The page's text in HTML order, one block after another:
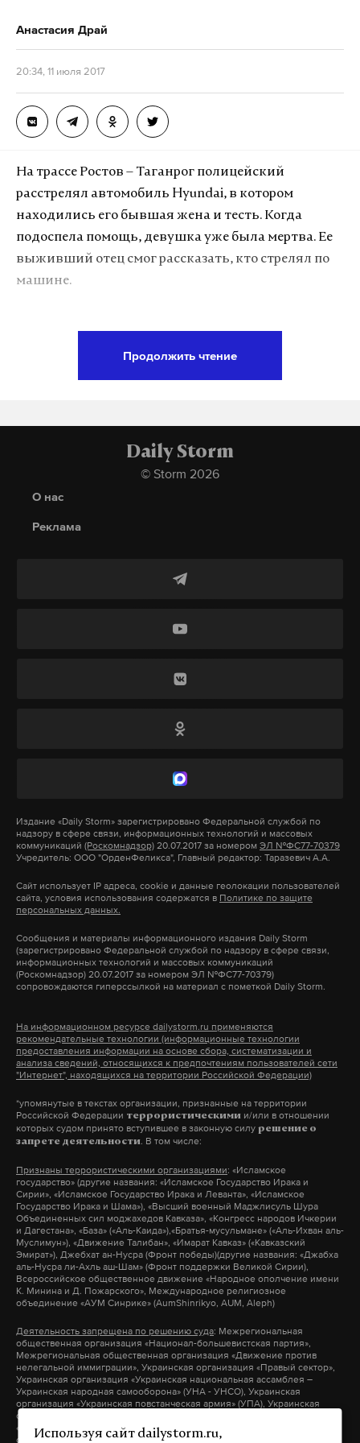
Используя сайт dailystorm.ru,
Ранее источник в правительстве
что премьеру перенесли по распоряжению
министра культуры России Владимира
Мединского якобы из-за пропаганды
нетрадиционных сексуальных отношений. Пресс-
секретарь главы Минкультуры Ирина Казначеева
рассказывала, что в ведомстве премьеру не
запрещали.
В спектакле «Нуреев» раскрывается тема
любовных отношений советского артиста балета
и датского танцовщика Эрика Бруна. В 1961 году
Нуреев после окончания гастролей в Париже
попросил политического убежища. В 1982 году он
Анастасия Драй
20:34, 11 июля 2017
На трассе Ростов – Таганрог полицейский
расстрелял автомобиль Hyundai, в котором
находились его бывшая жена и тесть. Когда
подоспела помощь, девушка уже была мертва. Ее
выживший отец смог рассказать, кто стрелял по
машине.
Подпишитесь на Daily Storm в
подъехал и попросил помыть руки! Руки были в
производил задержание. Нас насторожила его
выстрелил два раза в воздух. Но самое главное, что
Еще зарядил что-то на заднем сиденье. Был очень
нервным! Сел в машину и уехал», – рассказал
хозяин дома.
Фото:
Продолжить чтение
Daily Storm
© Storm 2026
О нас
Реклама
Издание «Daily Storm» зарегистрировано Федеральной службой по
надзору в сфере связи, информационных технологий и массовых
коммуникаций (Роскомнадзор) 20.07.2017 за номером ЭЛ №ФС77-70379
Учредитель: ООО "ОрденФеликса", Главный редактор: Таразевич А.А.
Сайт использует IP адреса, cookie и данные геолокации пользователей
сайта, условия использования содержатся в Политике по защите
персональных данных.
Сообщения и материалы информационного издания Daily Storm
(зарегистрировано Федеральной службой по надзору в сфере связи,
информационных технологий и массовых коммуникаций
(Роскомнадзор) 20.07.2017 за номером ЭЛ №ФС77-70379)
сопровождаются гиперссылкой на материал с пометкой Daily Storm.
На информационном ресурсе dailystorm.ru применяются
рекомендательные технологии (информационные технологии
предоставления информации на основе сбора, систематизации и
анализа сведений, относящихся к предпочтениям пользователей сети
"Интернет", находящихся на территории Российской Федерации)
*упомянутые в текстах организации, признанные на территории
Российской Федерации террористическими и/или в отношении
которых судом принято вступившее в законную силу решение о
запрете деятельности. В том числе:
Признаны террористическими организациями: «Исламское
государство» (другие названия: «Исламское Государство Ирака и
Сирии», «Исламское Государство Ирака и Леванта», «Исламское
Государство Ирака и Шама»), «Высший военный Маджлисуль Шура
Объединенных сил моджахедов Кавказа», «Конгресс народов Ичкерии
и Дагестана», «База» («Аль-Каида»),«Братья-мусульмане» («Аль-Ихван аль-
Муслимун»), «Движение Талибан», «Имарат Кавказ» («Кавказский
Эмират»), Джебхат ан-Нусра (Фронт победы)(другие названия: «Джабха
аль-Нусра ли-Ахль аш-Шам» (Фронт поддержки Великой Сирии),
Всероссийское общественное движение «Народное ополчение имени
К. Минина и Д. Пожарского», Международное религиозное
объединение «АУМ Синрике» (AumShinrikyo, AUM, Aleph)
Деятельность запрещена по решению суда: Межрегиональная
общественная организация «Национал-большевистская партия»,
Межрегиональная общественная организация «Движение против
нелегальной иммиграции», Украинская организация «Правый сектор»,
Украинская организация «Украинская национальная ассамблея –
Украинская народная самооборона» (УНА - УНСО), Украинская
организация «Украинская повстанческая армия» (УПА), Украинская
организация «Тризуб им. Степана Бандеры», Украинская организация
«Братство», Межрегиональное общественное объединение –
организация «Народная Социальная Инициатива» (другие названия: